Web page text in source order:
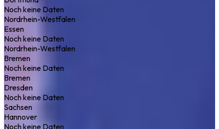
Noch keine Daten
Nordrhein-Westfalen
Essen
Noch keine Daten
Nordrhein-Westfalen
Bremen
Noch keine Daten
Bremen
Dresden
Noch keine Daten
Sachsen
Hannover
Noch keine Daten